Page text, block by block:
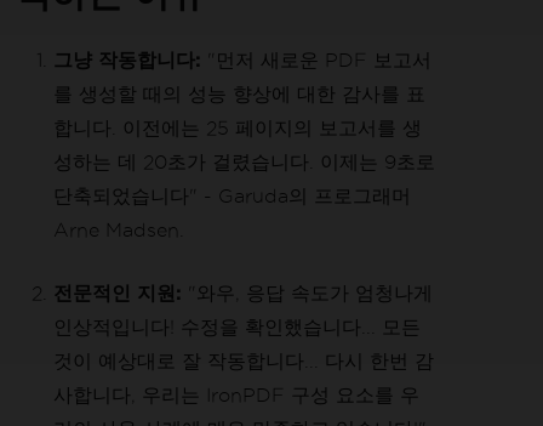
그냥 작동합니다:
"먼저 새로운 PDF 보고서
를 생성할 때의 성능 향상에 대한 감사를 표
합니다. 이전에는 25 페이지의 보고서를 생
성하는 데 20초가 걸렸습니다. 이제는 9초로
단축되었습니다" - Garuda의 프로그래머
Arne Madsen.
전문적인 지원:
"와우, 응답 속도가 엄청나게
인상적입니다! 수정을 확인했습니다... 모든
것이 예상대로 잘 작동합니다... 다시 한번 감
사합니다, 우리는 IronPDF 구성 요소를 우